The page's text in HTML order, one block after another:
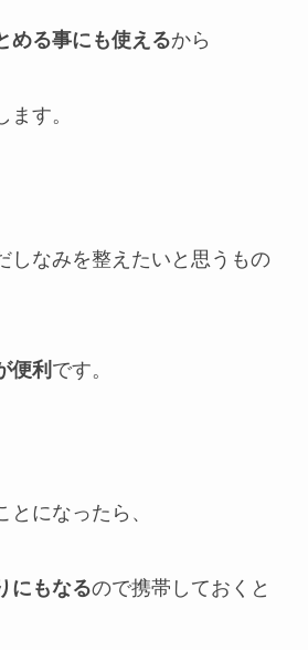
める事にも使えるから
す。
しなみを整えたいと思うもの
便利 です。
とになったら、
にもなるので携帯しておくと